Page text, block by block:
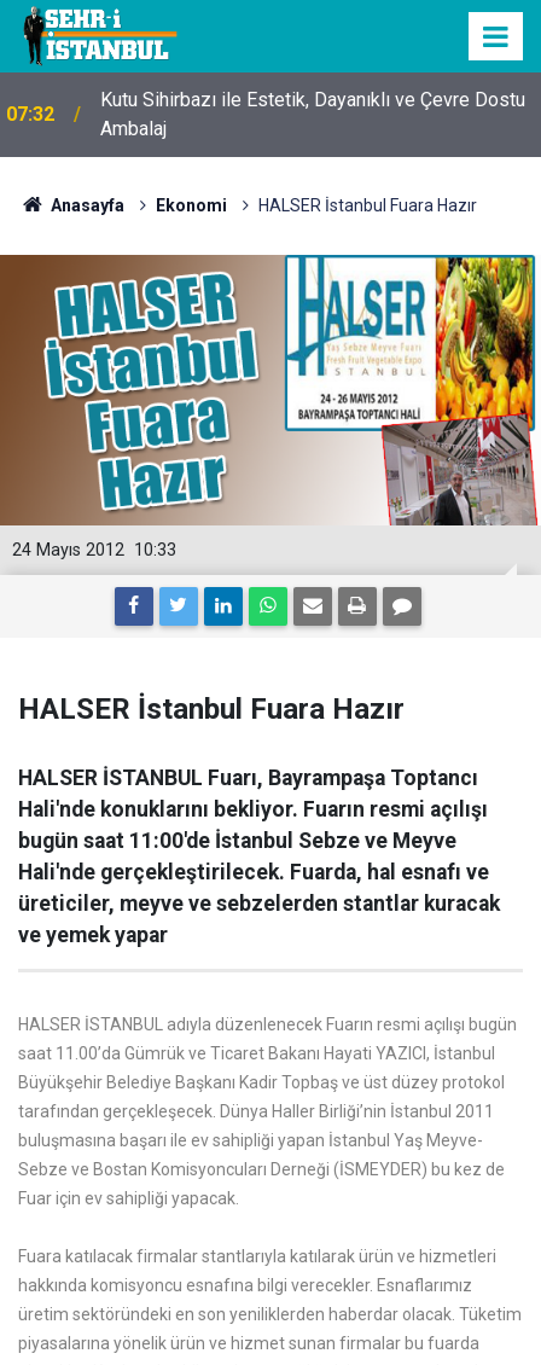
07:32
Kutu Sihirbazı ile Estetik, Dayanıklı ve Çevre Dostu
Ambalaj
Anasayfa Ekonomi HALSER İstanbul Fuara Hazır
10:33
24 Mayıs 2012
HALSER İstanbul Fuara Hazır
HALSER İSTANBUL Fuarı, Bayrampaşa Toptancı
Hali'nde konuklarını bekliyor. Fuarın resmi açılışı
bugün saat 11:00'de İstanbul Sebze ve Meyve
Hali'nde gerçekleştirilecek. Fuarda, hal esnafı ve
üreticiler, meyve ve sebzelerden stantlar kuracak
ve yemek yapar
HALSER İSTANBUL adıyla düzenlenecek Fuarın resmi açılışı bugün
saat 11.00’da Gümrük ve Ticaret Bakanı Hayati YAZICI, İstanbul
Büyükşehir Belediye Başkanı Kadir Topbaş ve üst düzey protokol
tarafından gerçekleşecek. Dünya Haller Birliği’nin İstanbul 2011
buluşmasına başarı ile ev sahipliği yapan İstanbul Yaş Meyve-
Sebze ve Bostan Komisyoncuları Derneği (İSMEYDER) bu kez de
Fuar için ev sahipliği yapacak.
Fuara katılacak firmalar stantlarıyla katılarak ürün ve hizmetleri
hakkında komisyoncu esnafına bilgi verecekler. Esnaflarımız
üretim sektöründeki en son yeniliklerden haberdar olacak. Tüketim
piyasalarına yönelik ürün ve hizmet sunan firmalar bu fuarda